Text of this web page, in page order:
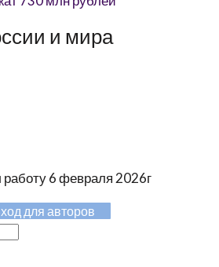
и мира
работу 6 февраля 2026г
для авторов